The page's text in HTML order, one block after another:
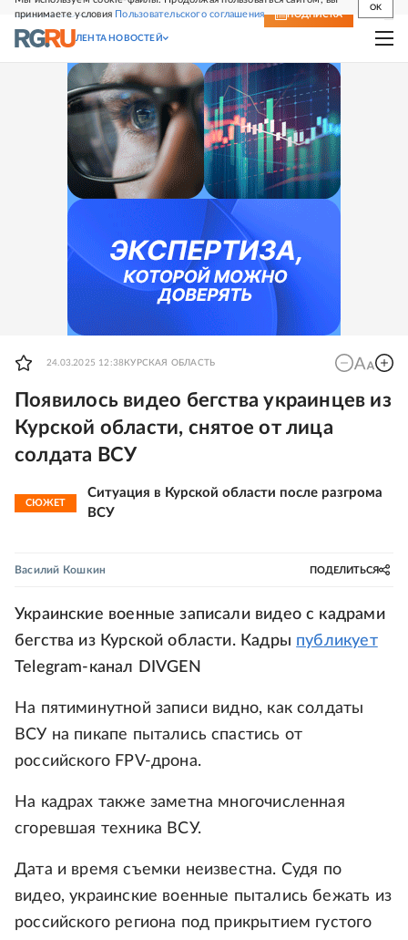
принимаете условия Пользовательского соглашения
OK
СВЕЖИЙ НОМЕР ПОДПИСКА
ЛЕНТА НОВОСТЕЙ
24.03.2025 12:38 КУРСКАЯ ОБЛАСТЬ
Появилось видео бегства украинцев из
Курской области, снятое от лица
солдата ВСУ
СЮЖЕТ
Ситуация в Курской области после разгрома
ВСУ
Василий Кошкин ПОДЕЛИТЬСЯ
Украинские военные записали видео с кадрами
бегства из Курской области. Кадры публикует
Telegram-канал DIVGEN
На пятиминутной записи видно, как солдаты
ВСУ на пикапе пытались спастись от
российского FPV-дрона.
На кадрах также заметна многочисленная
сгоревшая техника ВСУ.
Дата и время съемки неизвестна. Судя по
видео, украинские военные пытались бежать из
российского региона под прикрытием густого